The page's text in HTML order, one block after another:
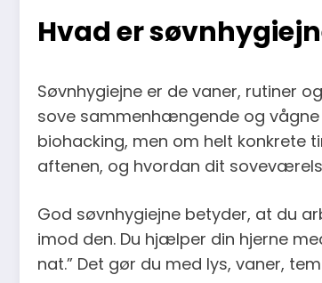
Hvad er
Søvnhygiejne er de vaner, rutiner
sove sammenhængende og vågne
biohacking, men om helt konkrete
aftenen, og hvordan dit
God søvnhygiejne betyder, at du
imod den. Du hjælper din hjerne
nat.” Det gør du med lys, vaner,